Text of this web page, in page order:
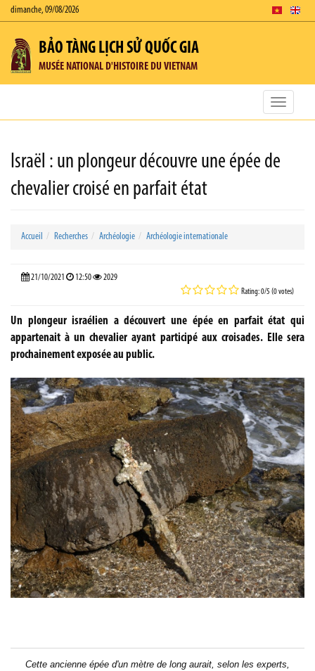
dimanche, 09/08/2026
BẢO TÀNG LỊCH SỬ QUỐC GIA
MUSÉE NATIONAL D'HISTOIRE DU VIETNAM
Toggle
Israël : un plongeur découvre une épée de
chevalier croisé en parfait état
Accueil Recherches Archéologie Archéologie internationale
21/10/2021 12:50 2029
Rating: 0/5 (0 votes)
Un plongeur israélien a découvert une épée en parfait état qui
appartenait à un chevalier ayant participé aux croisades. Elle sera
prochainement exposée au public.
Cette ancienne épée d'un mètre de long aurait, selon les experts,